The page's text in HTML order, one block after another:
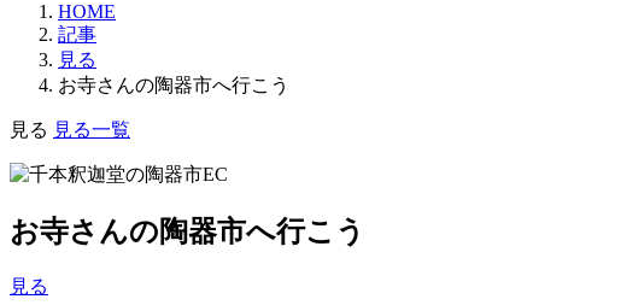
HOME
記事
見る
お寺さんの陶器市へ行こう
見る 見る一覧
お寺さんの陶器市へ行こう
見る